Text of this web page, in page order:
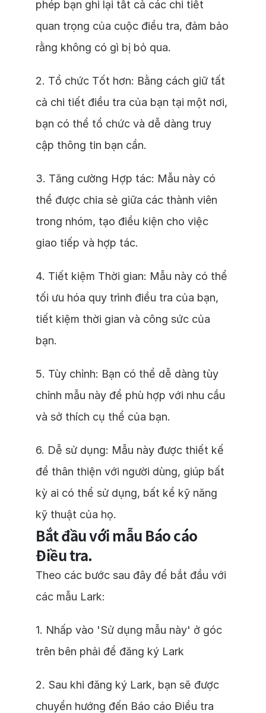
phép bạn ghi lại tất cả các chi tiết
quan trọng của cuộc điều tra, đảm bảo
rằng không có gì bị bỏ qua.
2. Tổ chức Tốt hơn: Bằng cách giữ tất
cả chi tiết điều tra của bạn tại một nơi,
bạn có thể tổ chức và dễ dàng truy
cập thông tin bạn cần.
3. Tăng cường Hợp tác: Mẫu này có
thể được chia sẻ giữa các thành viên
trong nhóm, tạo điều kiện cho việc
giao tiếp và hợp tác.
4. Tiết kiệm Thời gian: Mẫu này có thể
tối ưu hóa quy trình điều tra của bạn,
tiết kiệm thời gian và công sức của
bạn.
5. Tùy chỉnh: Bạn có thể dễ dàng tùy
chỉnh mẫu này để phù hợp với nhu cầu
và sở thích cụ thể của bạn.
6. Dễ sử dụng: Mẫu này được thiết kế
để thân thiện với người dùng, giúp bất
kỳ ai có thể sử dụng, bất kể kỹ năng
kỹ thuật của họ.
Bắt đầu với mẫu Báo cáo
Điều tra.
Theo các bước sau đây để bắt đầu với
các mẫu Lark:
1. Nhấp vào 'Sử dụng mẫu này' ở góc
trên bên phải để đăng ký Lark
2. Sau khi đăng ký Lark, bạn sẽ được
chuyển hướng đến Báo cáo Điều tra